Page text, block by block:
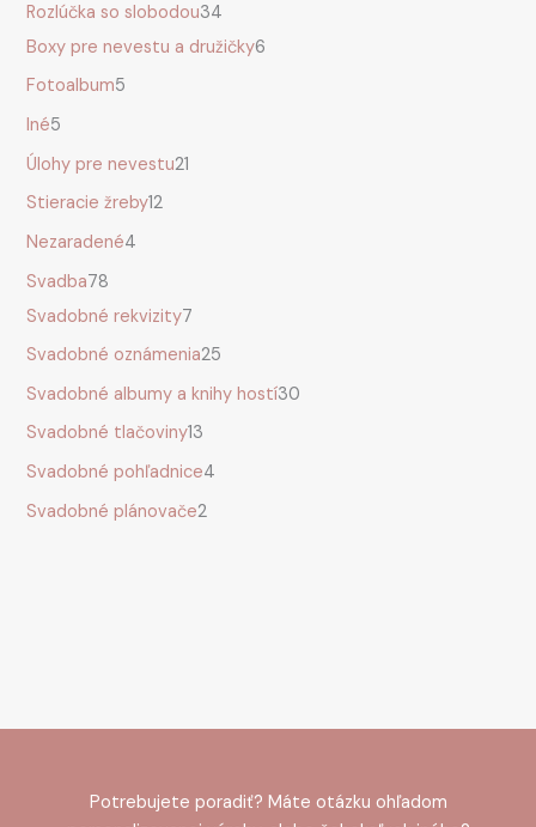
Rozlúčka so slobodou34
Boxy pre nevestu a družičky6
Fotoalbum5
Iné5
Úlohy pre nevestu21
Stieracie žreby12
Nezaradené4
Svadba78
Svadobné rekvizity7
Svadobné oznámenia25
Svadobné albumy a knihy hostí30
Svadobné tlačoviny13
Svadobné pohľadnice4
Svadobné plánovače2
Potrebujete poradiť? Máte otázku ohľadom